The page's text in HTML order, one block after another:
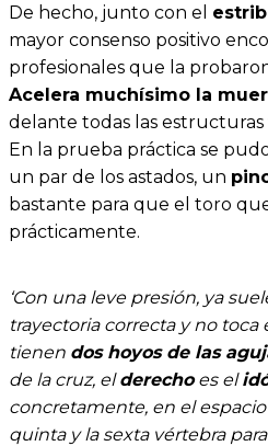
De hecho, junto con el
mayor consenso positivo
profesionales que la
Acelera muchísimo la
delante todas las
En la prueba práctica se
un par de los astados, un
bastante para que el toro
prácticamente.
‘Con una leve presión, ya
trayectoria correcta y no toca
tienen dos hoyos de las
de la cruz, elderechoes el
concretamente, en el
quinta y la sexta vértebra